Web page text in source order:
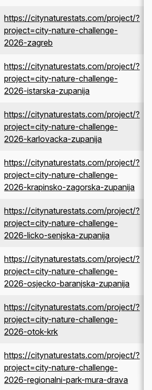
https://citynaturestats.com/project/?
project=city-nature-challenge-
2026-zagreb
https://citynaturestats.com/project/?
project=city-nature-challenge-
2026-istarska-zupanija
https://citynaturestats.com/project/?
project=city-nature-challenge-
2026-karlovacka-zupanija
https://citynaturestats.com/project/?
project=city-nature-challenge-
2026-krapinsko-zagorska-zupanija
https://citynaturestats.com/project/?
project=city-nature-challenge-
2026-licko-senjska-zupanija
https://citynaturestats.com/project/?
project=city-nature-challenge-
2026-osjecko-baranjska-zupanija
https://citynaturestats.com/project/?
project=city-nature-challenge-
2026-otok-krk
https://citynaturestats.com/project/?
project=city-nature-challenge-
2026-regionalni-park-mura-drava